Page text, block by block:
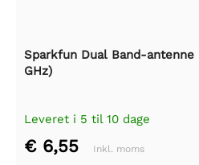
Sparkfun Dual Band-antenne
GHz)
Leveret i 5 til 10 dage
€ 6,55 Inkl. moms